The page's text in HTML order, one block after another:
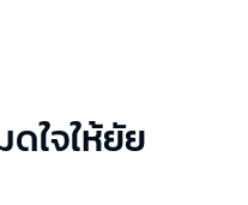
ใจให้ยัย